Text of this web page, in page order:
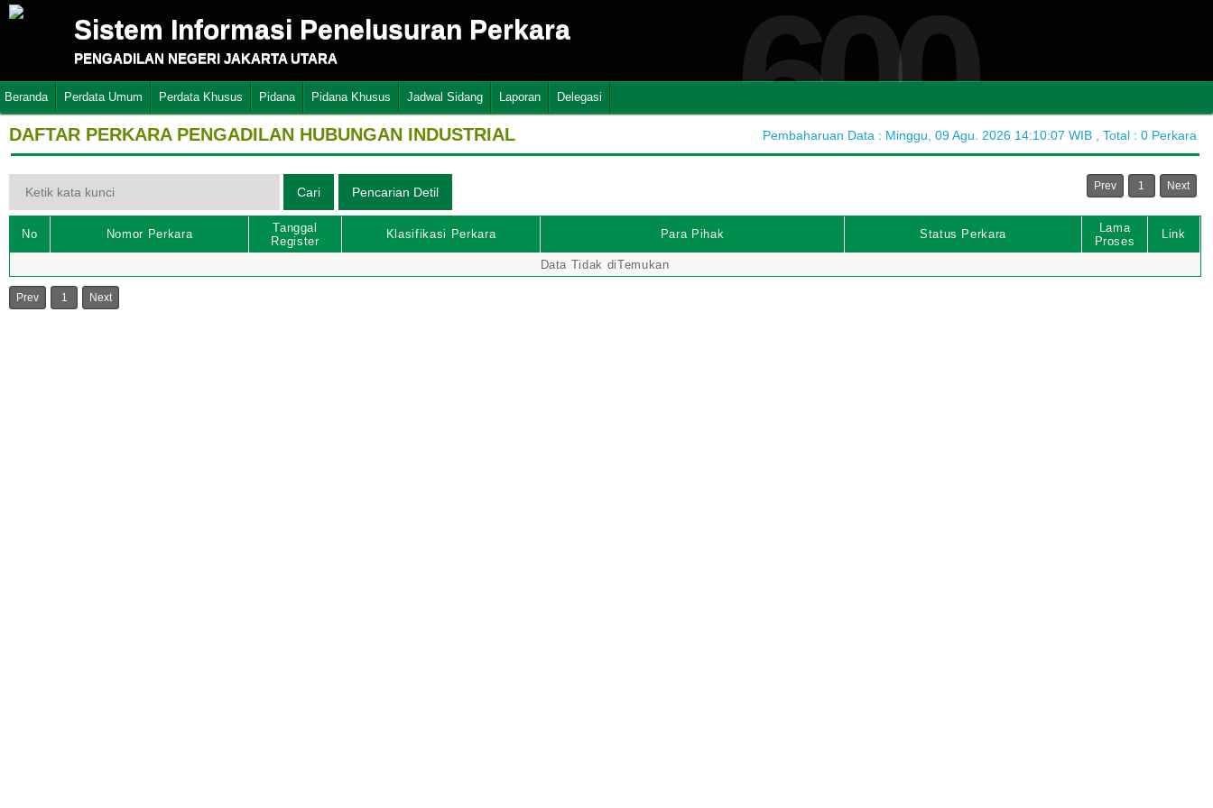
Sistem Informasi Penelusuran Perkara
PENGADILAN NEGERI JAKARTA UTARA 600
Beranda Perdata Umum Perdata Khusus Pidana Pidana Khusus Jadwal Sidang Laporan Delegasi
DAFTAR PERKARA PENGADILAN HUBUNGAN INDUSTRIAL Pembaharuan Data : Minggu, 09 Agu. 2026 14:10:07 WIB , Total : 0 Perkara
Prev 1 Next
No Nomor Perkara
Tanggal
Register
Klasifikasi Perkara Para Pihak Status Perkara
Lama
Proses
Link
Data Tidak diTemukan
Prev 1 Next